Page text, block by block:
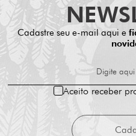
Cadastre seu e-mail aqui e
Digite
Aceito receber